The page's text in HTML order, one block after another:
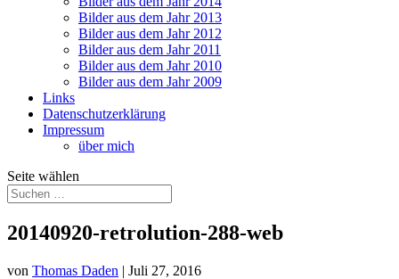
Bilder aus dem Jahr 2013
Bilder aus dem Jahr 2012
Bilder aus dem Jahr 2011
Bilder aus dem Jahr 2010
Bilder aus dem Jahr 2009
Links
Datenschutzerklärung
Impressum
über mich
Seite wählen
20140920-retrolution-288-web
von Thomas Daden | Juli 27, 2016